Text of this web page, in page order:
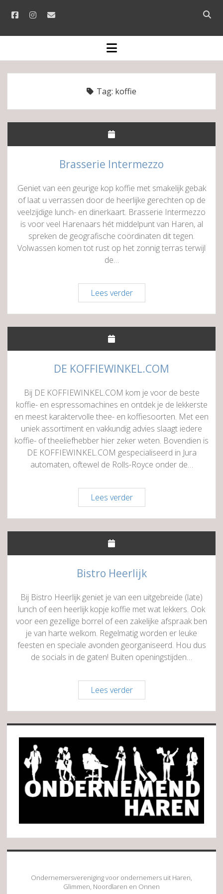
facebookinstagram
email
Open
bar
open
menu
Tag: koffie
Brasserie Intermezzo
Geniet van een geurige kop koffie met smakelijk gebak
of laat u verrassen door de heerlijke gerechten op de
veelzijdige lunch- en dinerkaart. Brasserie Intermezzo
is voor veel Harenaars hét middelpunt van Haren, al
spreken de geografische coördinaten dit tegen.
Volwassen komen tot rust op het zonnig terras terwijl
de…
Lees verderBrasserie
Intermezzo
DE KOFFIEWINKEL.COM
Bij DE KOFFIEWINKEL.COM kom je voor de beste
koffie- en espressomachines en ontdek je de lekkerste
en meest karaktervolle thee- en koffiesoorten. Met een
uniek assortiment en vakkundig advies slaagt iedere
koffie- of theeliefhebber hier zeker weten. Bovendien is
DE KOFFIEWINKEL.COM gespecialiseerd in Jura
automaten, oftewel de Rolls-Royce onder de…
Lees verderDE
KOFFIEWINKEL.COM
Bistro Heerlijk
Bij Bistro Heerlijk geniet je van een uitgebreide (late)
lunch of een heerlijk kopje koffie met wat lekkers. Ook
voor een gezellige borrel of een zakelijke afspraak ben
je van harte welkom. Regelmatig worden er leuke
feesten en speciale avonden georganiseerd. Hou dus
de socials in de gaten! Buiten openingstijden…
Lees verderBistro
Heerlijk
Sidebar
Ondernemersvereniging voor ondernemers uit Haren,
Glimmen, Noordlaren en Onnen